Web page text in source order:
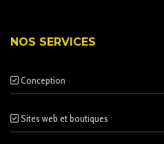
NOS SERVICES
Conception
Sites web et boutiques